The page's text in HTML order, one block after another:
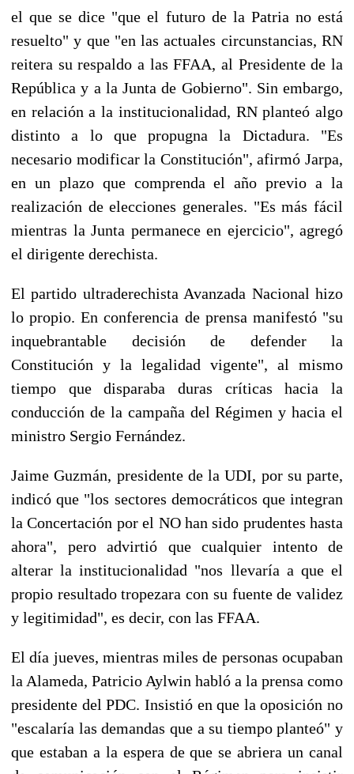
el que se dice "que el futuro de la Patria no está
resuelto" y que "en las actuales circunstancias, RN
reitera su respaldo a las FFAA, al Presidente de la
República y a la Junta de Gobierno". Sin embargo,
en relación a la institucionalidad, RN planteó algo
distinto a lo que propugna la Dictadura. "Es
necesario modificar la Constitución", afirmó Jarpa,
en un plazo que comprenda el año previo a la
realización de elecciones generales. "Es más fácil
mientras la Junta permanece en ejercicio", agregó
el dirigente derechista.
El partido ultraderechista Avanzada Nacional hizo
lo propio. En conferencia de prensa manifestó "su
inquebrantable decisión de defender la
Constitución y la legalidad vigente", al mismo
tiempo que disparaba duras críticas hacia la
conducción de la campaña del Régimen y hacia el
ministro Sergio Fernández.
Jaime Guzmán, presidente de la UDI, por su parte,
indicó que "los sectores democráticos que integran
la Concertación por el NO han sido prudentes hasta
ahora", pero advirtió que cualquier intento de
alterar la institucionalidad "nos llevaría a que el
propio resultado tropezara con su fuente de validez
y legitimidad", es decir, con las FFAA.
El día jueves, mientras miles de personas ocupaban
la Alameda, Patricio Aylwin habló a la prensa como
presidente del PDC. Insistió en que la oposición no
"escalaría las demandas que a su tiempo planteó" y
que estaban a la espera de que se abriera un canal